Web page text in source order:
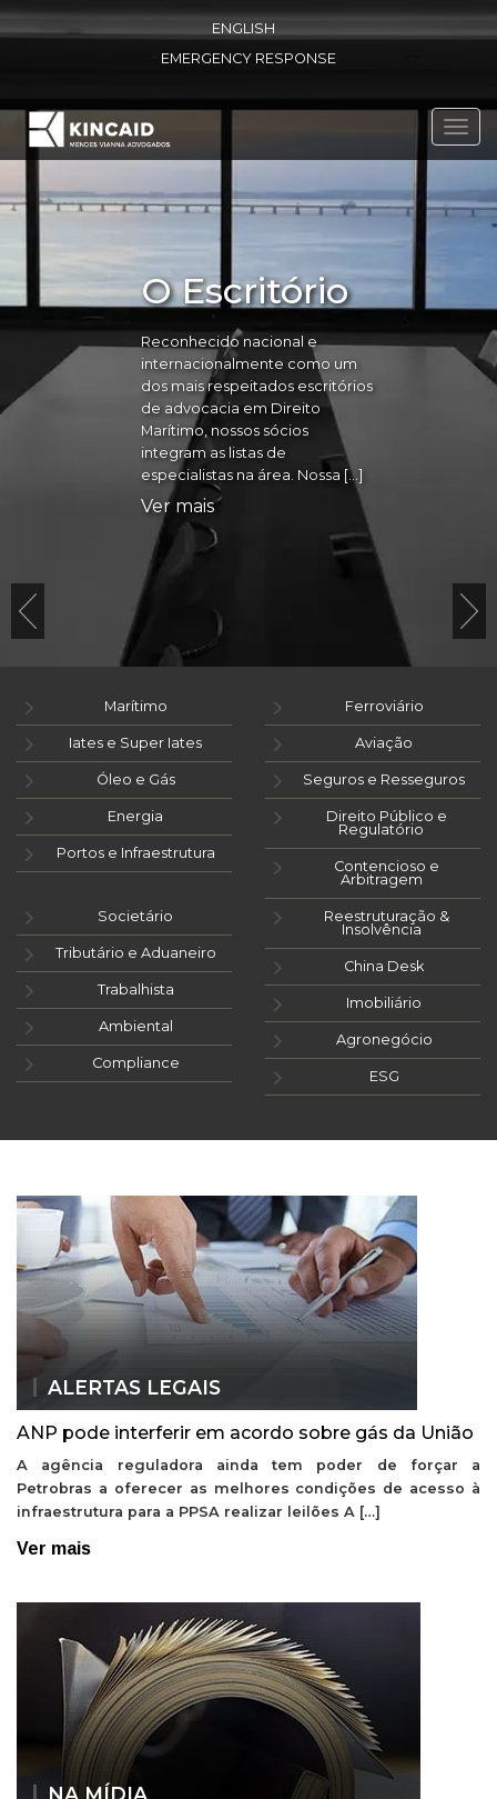
ENGLISH
EMERGENCY RESPONSE
O Escritório
Reconhecido nacional e
internacionalmente como um
dos mais respeitados escritórios
de advocacia em Direito
Marítimo, nossos sócios
integram as listas de
especialistas na área. Nossa […]
Ver mais
Marítimo
Iates e Super Iates
Óleo e Gás
Energia
Portos e Infraestrutura
Ferroviário
Aviação
Seguros e Resseguros
Direito Público e
Regulatório
Contencioso e
Arbitragem
Societário
Tributário e Aduaneiro
Trabalhista
Ambiental
Compliance
Reestruturação &
Insolvência
China Desk
Imobiliário
Agronegócio
ESG
ALERTAS LEGAIS
ANP pode interferir em acordo sobre gás da União
A agência reguladora ainda tem poder de forçar a
Petrobras a oferecer as melhores condições de acesso à
infraestrutura para a PPSA realizar leilões A […]
Ver mais
NA MÍDIA